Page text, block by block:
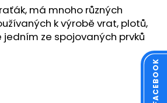
má mnoho různých
k výrobě vrat, plotů,
ze spojovaných prvků